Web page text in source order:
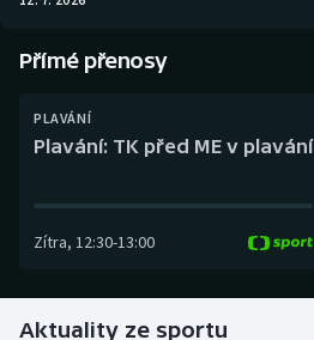
Curling
Florbal
Přímé přenosy
PLAVÁNÍ
Plavání: TK před ME v plavání
Zítra, 12:30-13:00
Aktuality ze sportu